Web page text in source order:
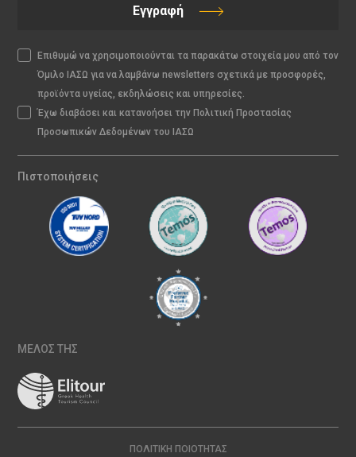
Εγγραφή
Επιθυμώ να χρησιμοποιούνται τα παρακάτω στοιχεία μου από τον
Όμιλο ΙΑΣΩ για να λαμβάνω newsletters σχετικά με προσφορές,
προϊόντα υγείας, εκδηλώσεις και υπηρεσίες.
Έχω διαβάσει και κατανοήσει την Πολιτική Προστασίας
Προσωπικών Δεδομένων του ΙΑΣΩ
Πιστοποιήσεις
ΜΕΛΟΣ ΤΗΣ
ΠΟΛΙΤΙΚΉ ΠΟΙΌΤΗΤΑΣ